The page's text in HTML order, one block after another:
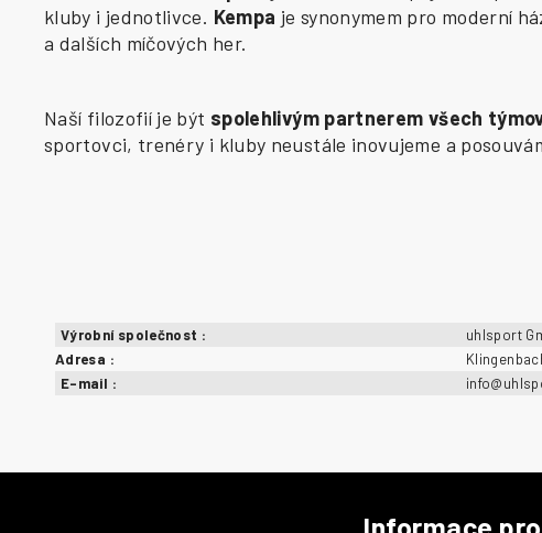
kluby i jednotlivce. Kempa je synonymem pro moderní
a dalších míčových her.
Naší filozofií je být spolehlivým partnerem všech
sportovci, trenéry i kluby neustále inovujeme a
Výrobní společnost :
uhlsport
Adresa :
E-mail :
Informace